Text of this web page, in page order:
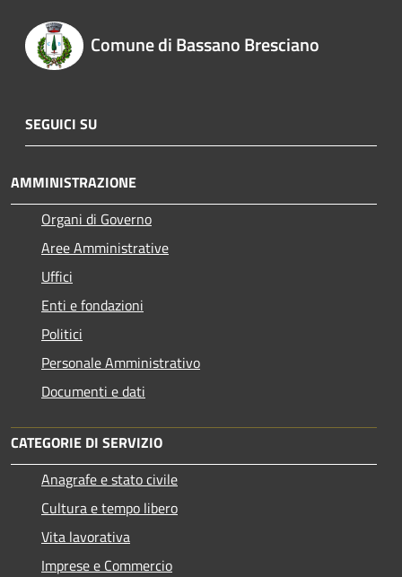
Comune di Bassano Bresciano
SEGUICI SU
AMMINISTRAZIONE
Organi di Governo
Aree Amministrative
Uffici
Enti e fondazioni
Politici
Personale Amministrativo
Documenti e dati
CATEGORIE DI SERVIZIO
Anagrafe e stato civile
Cultura e tempo libero
Vita lavorativa
Imprese e Commercio